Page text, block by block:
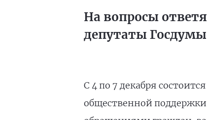
На вопросы
депутаты
С 4 по 7 декабря
общественной